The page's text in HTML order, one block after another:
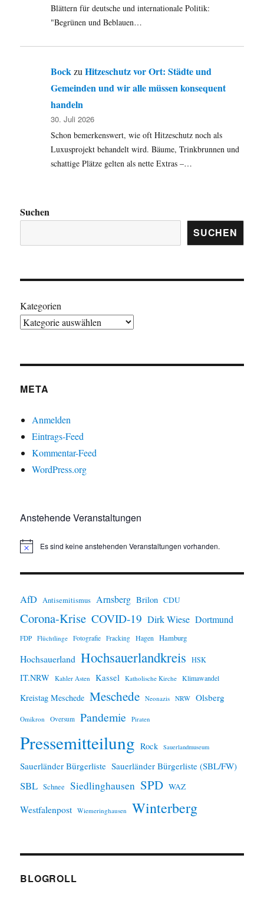
Blättern für deutsche und internationale Politik:
"Begrünen und Beblauen…
Bock zuHitzeschutz vor Ort: Städte und
Gemeinden und wir alle müssen konsequent
handeln
30. Juli 2026
Schon bemerkenswert, wie oft Hitzeschutz noch als
Luxusprojekt behandelt wird. Bäume, Trinkbrunnen und
schattige Plätze gelten als nette Extras –…
Suchen
SUCHEN
Kategorien
META
Anmelden
Eintrags-Feed
Kommentar-Feed
WordPress.org
Anstehende Veranstaltungen
H
w
s
Es sind keine anstehenden Veranstaltungen vorhanden.
AfD Antisemitismus Arnsberg Brilon CDU
Corona-Krise COVID-19 Dirk Wiese Dortmund
FDP Flüchtlinge Fotografie Fracking Hagen Hamburg
Hochsauerland Hochsauerlandkreis HSK
IT.NRW Kahler Asten Kassel Katholische Kirche Klimawandel
Kreistag Meschede Meschede Neonazis NRW Olsberg
Omikron Oversum Pandemie Piraten
Pressemitteilung Rock Sauerlandmuseum
Sauerländer Bürgerliste Sauerländer Bürgerliste (SBL/FW)
SBL Schnee Siedlinghausen SPD WAZ
Westfalenpost Wiemeringhausen Winterberg
BLOGROLL